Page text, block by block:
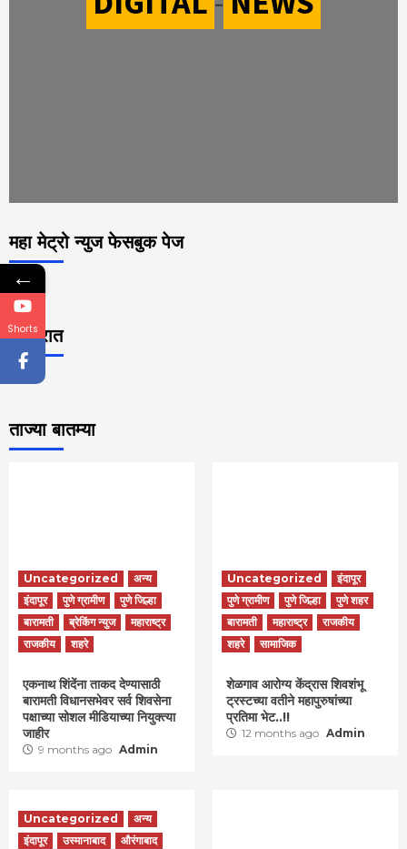
महा मेट्रो न्युज फेसबुक पेज
जाहिरात
ताज्या बातम्या
Uncategorized
अन्य
इंदापूर
पुणे ग्रामीण
पुणे जिल्हा
बारामती
ब्रेकिंग न्युज
महाराष्ट्र
राजकीय
शहरे
एकनाथ शिंदेंना ताकद देण्यासाठी
बारामती विधानसभेवर सर्व शिवसेना
पक्षाच्या सोशल मीडियाच्या नियुक्त्या
जाहीर
9 months ago Admin
Uncategorized
इंदापूर
पुणे ग्रामीण
पुणे जिल्हा
पुणे शहर
बारामती
महाराष्ट्र
राजकीय
शहरे
सामाजिक
शेळगाव आरोग्य केंद्रास शिवशंभू
ट्रस्टच्या वतीने महापुरुषांच्या
प्रतिमा भेट..!!
12 months ago Admin
Uncategorized
अन्य
इंदापूर
उस्मानाबाद
औरंगाबाद
←
Shorts